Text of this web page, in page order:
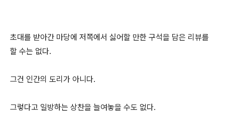
초대를 받아간 마당에 저쪽에서 싫어할 만한 구석을 담은 리뷰를
할 수는 없다.
그건 인간의 도리가 아니다.
그렇다고 일방하는 상찬을 늘여놓을 수도 없다.